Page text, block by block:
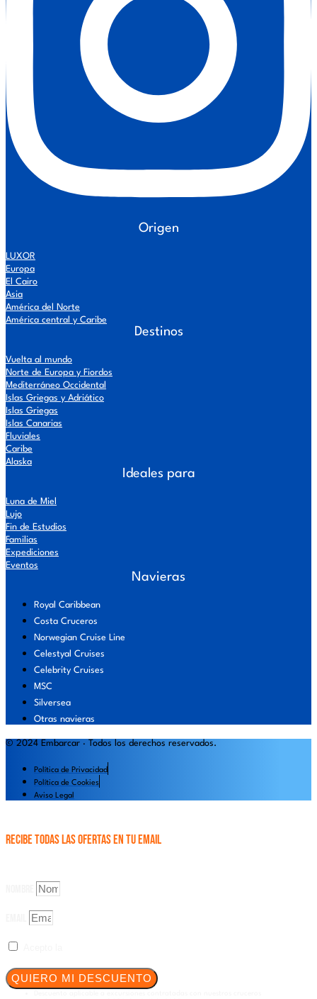
Origen
LUXOR
Europa
El Cairo
Asia
América del Norte
América central y Caribe
Destinos
Vuelta al mundo
Norte de Europa y Fiordos
Mediterráneo Occidental
Islas Griegas y Adriático
Islas Griegas
Islas Canarias
Fluviales
Caribe
Alaska
Ideales para
Luna de Miel
Lujo
Fin de Estudios
Familias
Expediciones
Eventos
Navieras
Royal Caribbean
Costa Cruceros
Norwegian Cruise Line
Celestyal Cruises
Celebrity Cruises
MSC
Silversea
Otras navieras
© 2024 Embarcar · Todos los derechos reservados.
Política de Privacidad
Política de Cookies
Aviso Legal
Recibe todas las OFERTAS en tu email
Suscribiéndote a nuestro Newsletter
QUIERO MI DESCUENTO